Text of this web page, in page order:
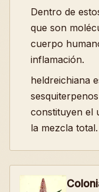
Dentro de
que son
cuerpo
inflamación.
heldreichiana
constituyen el
la mezcla total.